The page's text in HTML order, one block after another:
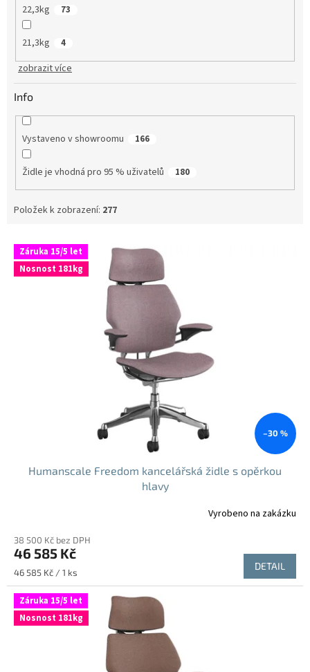
22,3kg 73
21,3kg 4
zobrazit více
Info
Vystaveno v showroomu 166
Židle je vhodná pro 95 % uživatelů 180
Položek k zobrazení: 277
V
p
Záruka 15/5 let
Nosnost 181kg
–30 %
Humanscale Freedom kancelářská židle s opěrkou
hlavy
Vyrobeno na zakázku
38 500 Kč bez DPH
46 585 Kč
Měrná
cena:
46 585 Kč / 1 ks
DETAIL
Záruka 15/5 let
Nosnost 181kg